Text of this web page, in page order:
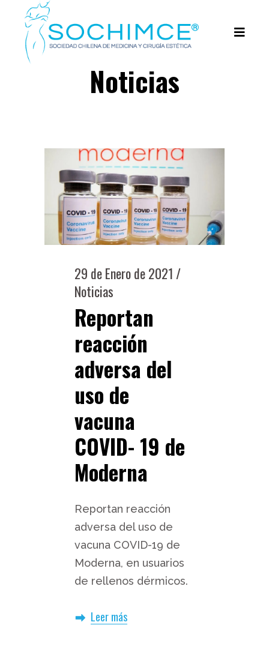
Noticias
29 de Enero de 2021
Noticias
Reportan
reacción
adversa del
uso de
vacuna
COVID- 19 de
Moderna
Reportan reacción
adversa del uso de
vacuna COVID-19 de
Moderna, en usuarios
de rellenos dérmicos.
Leer más